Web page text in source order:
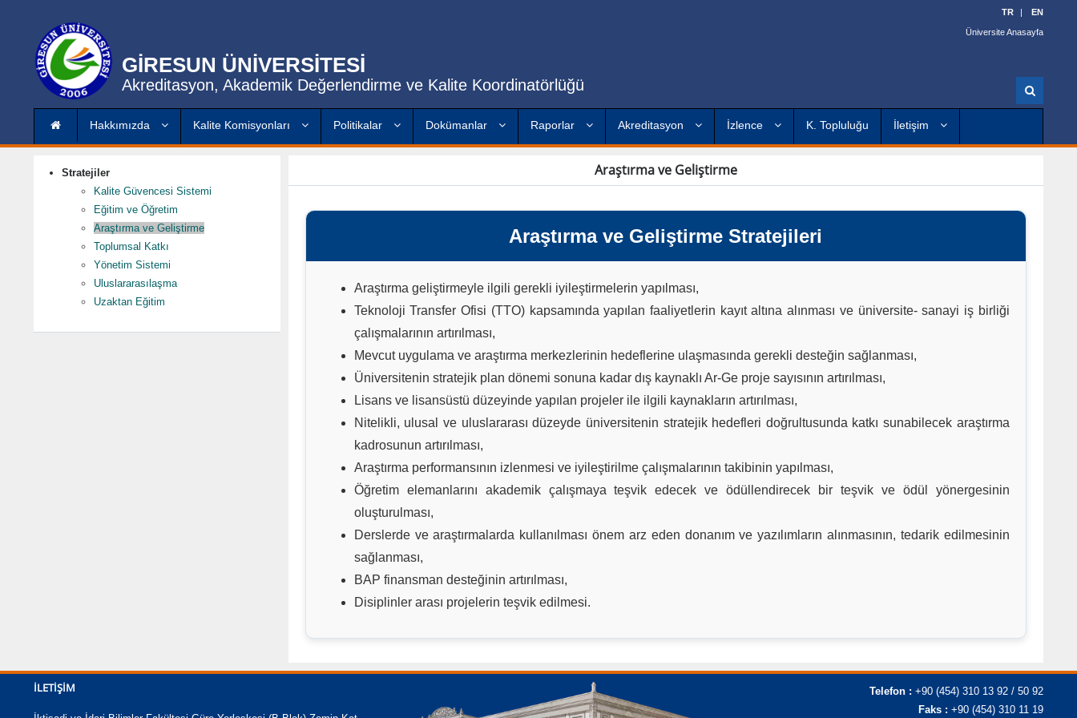
GİRESUN ÜNİVERSİTESİ
Akreditasyon, Akademik Değerlendirme ve Kalite Koordinatörlüğü
TR EN
Üniversite Anasayfa
r
Hakkımızda Kalite Komisyonları Politikalar Dokümanlar Raporlar Akreditasyon İzlence K. Topluluğu İletişim
Stratejiler
Kalite Güvencesi Sistemi
Eğitim ve Öğretim
Araştırma ve Geliştirme
Toplumsal Katkı
Yönetim Sistemi
Uluslararasılaşma
Uzaktan Eğitim
Araştırma ve Geliştirme
Araştırma ve GeliştirmeStratejileri
Araştırma geliştirmeyle ilgili gerekli iyileştirmelerin yapılması,
Teknoloji Transfer Ofisi (TTO) kapsamında yapılan faaliyetlerin kayıt altına alınması ve üniversite- sanayi iş birliği
çalışmalarının artırılması,
Mevcut uygulama ve araştırma merkezlerinin hedeflerine ulaşmasında gerekli desteğin sağlanması,
Üniversitenin stratejik plan dönemi sonuna kadar dış kaynaklı Ar-Ge proje sayısının artırılması,
Lisans ve lisansüstü düzeyinde yapılan projeler ile ilgili kaynakların artırılması,
Nitelikli, ulusal ve uluslararası düzeyde üniversitenin stratejik hedefleri doğrultusunda katkı sunabilecek araştırma
kadrosunun artırılması,
Araştırma performansının izlenmesi ve iyileştirilme çalışmalarının takibinin yapılması,
Öğretim elemanlarını akademik çalışmaya teşvik edecek ve ödüllendirecek bir teşvik ve ödül yönergesinin
oluşturulması,
Derslerde ve araştırmalarda kullanılması önem arz eden donanım ve yazılımların alınmasının, tedarik edilmesinin
sağlanması,
BAP finansman desteğinin artırılması,
Disiplinler arası projelerin teşvik edilmesi.
İLETIŞIM Telefon : +90 (454) 310 13 92 / 50 92
Faks : +90 (454) 310 11 19